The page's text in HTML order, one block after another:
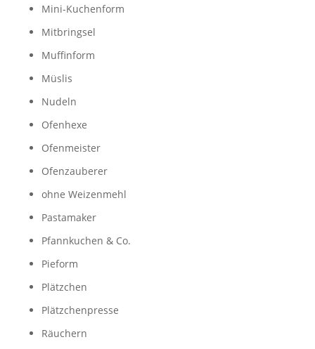
Mini-Kuchenform
Mitbringsel
Muffinform
Müslis
Nudeln
Ofenhexe
Ofenmeister
Ofenzauberer
ohne Weizenmehl
Pastamaker
Pfannkuchen & Co.
Pieform
Plätzchen
Plätzchenpresse
Räuchern